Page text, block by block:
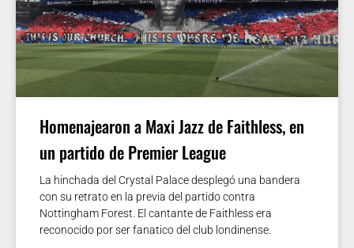
Homenajearon a Maxi Jazz de Faithless, en
un partido de Premier League
La hinchada del Crystal Palace desplegó una bandera
con su retrato en la previa del partido contra
Nottingham Forest. El cantante de Faithless era
reconocido por ser fanatico del club londinense.